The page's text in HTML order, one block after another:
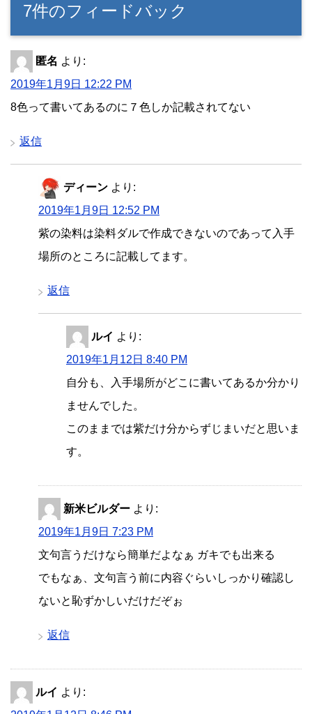
7件のフィードバック
匿名 より:
2019年1月9日 12:22 PM
8色って書いてあるのに７色しか記載されてない
返信
ディーン より:
2019年1月9日 12:52 PM
紫の染料は染料ダルで作成できないのであって入手
場所のところに記載してます。
返信
ルイ より:
2019年1月12日 8:40 PM
自分も、入手場所がどこに書いてあるか分かり
ませんでした。
このままでは紫だけ分からずじまいだと思いま
す。
新米ビルダー より:
2019年1月9日 7:23 PM
文句言うだけなら簡単だよなぁ ガキでも出来る
でもなぁ、文句言う前に内容ぐらいしっかり確認し
ないと恥ずかしいだけだぞぉ
返信
ルイ より: